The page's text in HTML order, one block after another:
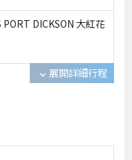
PORT DICKSON 大紅花
expand_more 展開詳細行程